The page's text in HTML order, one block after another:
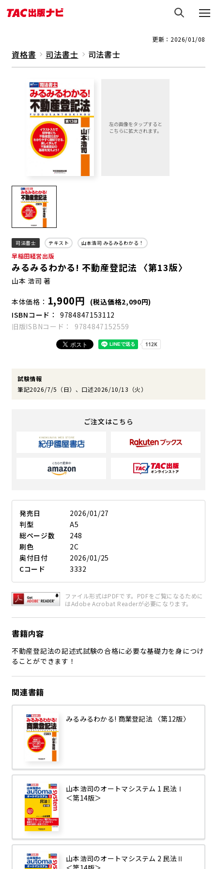
更新：2026/01/08
資格書 司法書士 司法書士
司法書士 テキスト 山本浩司 みるみるわかる！
早稲田経営出版
みるみるわかる! 不動産登記法 〈第13版〉
山本 浩司 著
本体価格 1,900円
(税込価格2,090円)
ISBNコード
9784847153112
旧版ISBNコード
9784847152559
試験情報
筆記2026/7/5（日）、口述2026/10/13（火）
ご注文はこちら
発売日
2026/01/27
判型
A5
総ページ数
248
刷色
2C
奥付日付
2026/01/25
Cコード
3332
ファイル形式はPDFです。PDFをご覧になるために
はAdobe Acrobat Readerが必要になります。
書籍内容
不動産登記法の記述式試験の合格に必要な基礎力を身につけ
ることができます！
関連書籍
みるみるわかる! 商業登記法 〈第12版〉
山本浩司のオートマシステム 1 民法Ⅰ
＜第14版＞
山本浩司のオートマシステム 2 民法Ⅱ